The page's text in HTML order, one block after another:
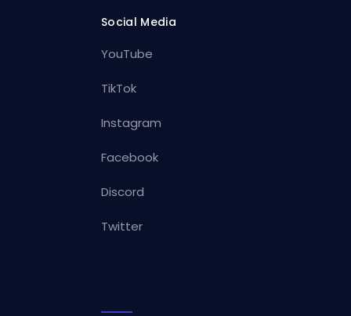
Social Media
YouTube
TikTok
Instagram
Facebook
Discord
Twitter